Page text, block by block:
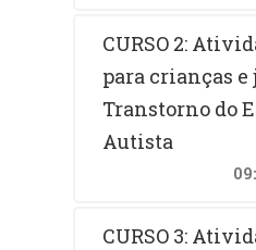
CURSO 2:
para crianças e
Transtorno do
Autista
CURSO 3: